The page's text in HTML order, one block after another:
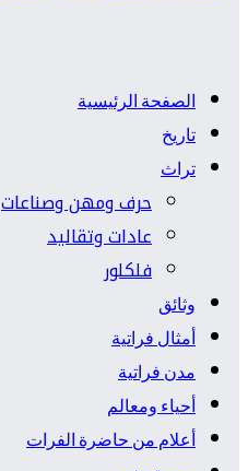
الصفحة الرئيسية
تاريخ
تراث
حرف ومهن وصناعات
عادات وتقاليد
فلكلور
وثائق
أمثال فراتية
مدن فراتية
أحياء ومعالم
أعلام من حاضرة الفرات